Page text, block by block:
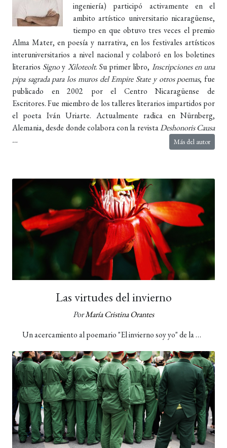
ingeniería) participó activamente en el
ambito artístico universitario nicaragüense,
tiempo en que obtuvo tres veces el premio
Alma Mater, en poesía y narrativa, en los festivales artísticos
interuniversitarios a nivel nacional y colaboró en los boletines
literarios Signoy Xiloteolt. Su primer libro, Inscripciones en una
pipa sagrada para los muros del Empire State y otros poemas, fue
publicado en 2002 por el Centro Nicaragüense de
Escritores. Fue miembro de los talleres literarios impartidos por
el poeta Iván Uriarte. Actualmente radica en Nürnberg,
Alemania, desde donde colabora con la revistaDeshonoris Causa
…
Más del autor
Las virtudes del invierno
PorMaría Cristina Orantes
Un acercamiento al poemario "El invierno soy yo" de la …